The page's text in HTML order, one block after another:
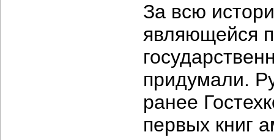
За всю
являющейся
придумали.
ранее
первых книг